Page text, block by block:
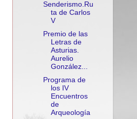
Senderismo.Ru
ta de Carlos
V
Premio de las
Letras de
Asturias.
Aurelio
González...
Programa de
los IV
Encuentros
de
Arqueología